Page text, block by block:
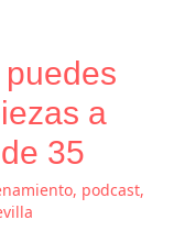
a
35
, podcast,